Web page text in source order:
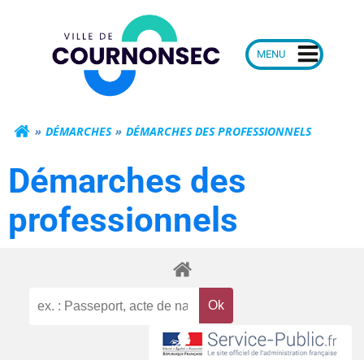
Mairie de
DÉMARCHES DÉMARCHES DES PROFESSIONNELS
Démarches des
professionnels